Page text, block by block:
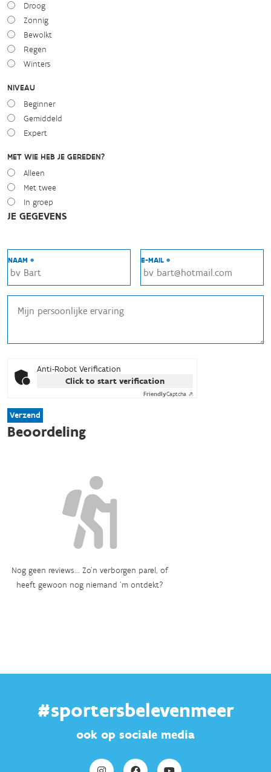
Droog
Zonnig
Bewolkt
Regen
Winters
NIVEAU
Beginner
Gemiddeld
Expert
MET WIE HEB JE GEREDEN?
Alleen
Met twee
In groep
JE GEGEVENS
NAAM * E-MAIL *
Anti-Robot Verification
Click to start verification
FriendlyCaptcha ⇗
Verzend
Beoordeling
Nog geen reviews... Zo’n verborgen parel, of
heeft gewoon nog niemand ‘m ontdekt?
#sportersbelevenmeer
ook op sociale media